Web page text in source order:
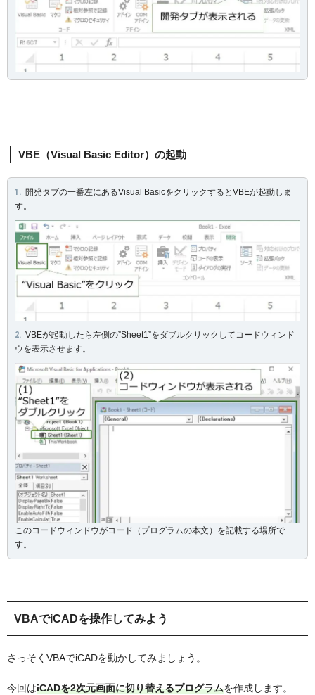
VBE（Visual Basic Editor）の起動
開発タブの一番左にあるVisual BasicをクリックするとVBEが起動しま
す。
VBEが起動したら左側の”Sheet1”をダブルクリックしてコードウィンド
ウを表示させます。
このコードウィンドウがコード（プログラムの本文）を記載する場所で
す。
VBAでiCADを操作してみよう
さっそくVBAでiCADを動かしてみましょう。
今回はiCADを2次元画面に切り替えるプログラムを作成します。